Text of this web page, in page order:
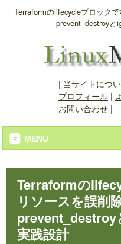
Terraformのlifecycleブロック
prevent_destroyと
| 当サイトにつ
プロフィール|
お問い合わせ|
MENU
Terraformの
リソースを誤削
実践設計